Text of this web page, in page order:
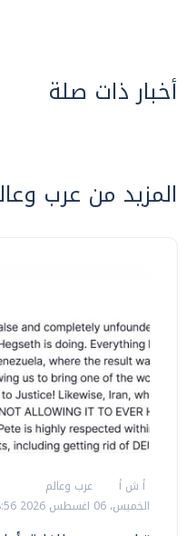
أخبار ذات صلة
المزيد من عرب
أ ش أ
عرب وعالم
الخميس، 06 اغسطس 2026 08:56 م